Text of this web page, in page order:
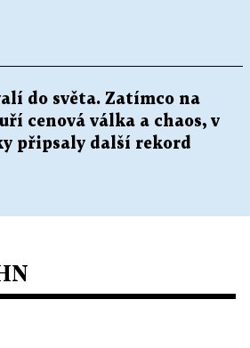
do světa. Zatímco na
cenová válka a chaos, v
připsaly další rekord